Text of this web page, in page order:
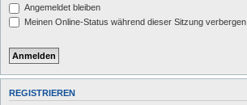
Angemeldet bleiben
Meinen Online-Status während dieser Sitzung verbergen
REGISTRIEREN